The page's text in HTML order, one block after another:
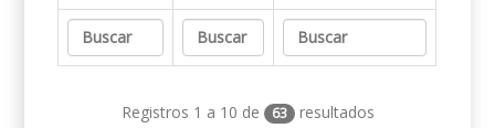
Registros 1 a 10 de 63 resultados